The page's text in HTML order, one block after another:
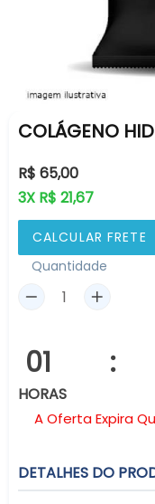
COLÁGENO
Preço
normal
R$ 65,00
3X R$ 21,67
CALCULAR FRETE
Quantidade
01 :
HORAS
A Oferta Expira
DETALHES DO